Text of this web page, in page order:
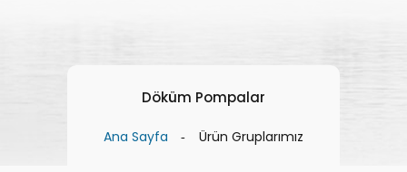
Döküm Pompalar
Ana Sayfa Ürün Gruplarımız